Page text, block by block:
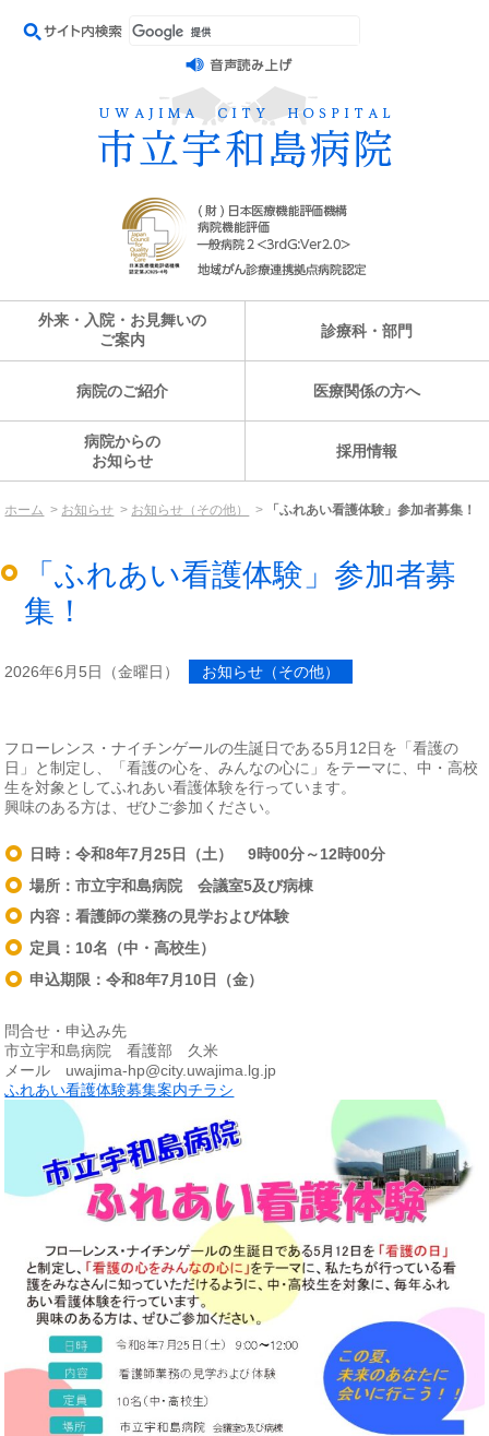
外来・入院・お見舞いの
ご案内
診療科・部門
病院のご紹介 医療関係の方へ
病院からの
お知らせ
採用情報
ホーム お知らせ お知らせ（その他） 「ふれあい看護体験」参加者募集！
「ふれあい看護体験」参加者募
集！
2026年6月5日（金曜日） お知らせ（その他）
フローレンス・ナイチンゲールの生誕日である5月12日を「看護の
日」と制定し、「看護の心を、みんなの心に」をテーマに、中・高校
生を対象としてふれあい看護体験を行っています。
興味のある方は、ぜひご参加ください。
日時：令和8年7月25日（土） 9時00分～12時00分
場所：市立宇和島病院 会議室5及び病棟
内容：看護師の業務の見学および体験
定員：10名（中・高校生）
申込期限：令和8年7月10日（金）
問合せ・申込み先
市立宇和島病院 看護部 久米
メール uwajima-hp@city.uwajima.lg.jp
ふれあい看護体験募集案内チラシ